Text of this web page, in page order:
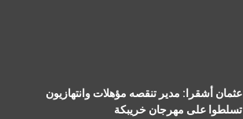
عثمان أشقرا: مدير تنقصه مؤهلات وانتهازيون
تسلطوا على مهرجان خريبكة